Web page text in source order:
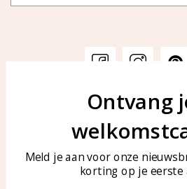
Veelgestelde vragen
Sieraden onderhouden
Ontvang
Meld je aan voor onze
korting op je eerste